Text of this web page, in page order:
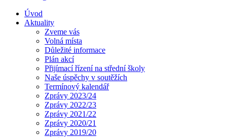
Úvod
Aktuality
Zveme vás
Volná místa
Důležité informace
Plán akcí
Přijímací řízení na střední školy
Naše úspěchy v soutěžích
Termínový kalendář
Zprávy 2023/24
Zprávy 2022/23
Zprávy 2021/22
Zprávy 2020/21
Zprávy 2019/20